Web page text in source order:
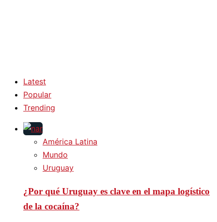
Latest
Popular
Trending
América Latina
Mundo
Uruguay
¿Por qué Uruguay es clave en el mapa logístico
de la cocaína?